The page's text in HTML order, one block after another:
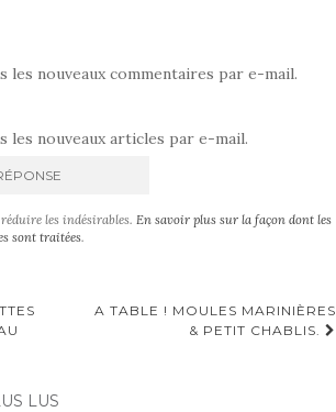
les nouveaux commentaires par e-mail.
les nouveaux articles par e-mail.
les indésirables. En savoir plus sur la façon dont les
sont traitées.
A TABLE ! MOULES MARINIÈRES
& PETIT CHABLIS.
LUS